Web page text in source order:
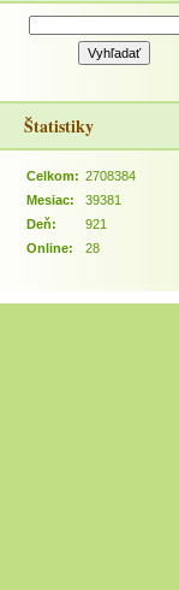
Štatistiky
Online: 28
Celkom: 2708384
Mesiac:
39381
Deň:
921